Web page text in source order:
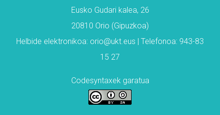
Eusko Gudari kalea, 26
20810 Orio (Gipuzkoa)
Helbide elektronikoa: orio@ukt.eus | Telefonoa: 943-83
15 27
Codesyntaxek garatua